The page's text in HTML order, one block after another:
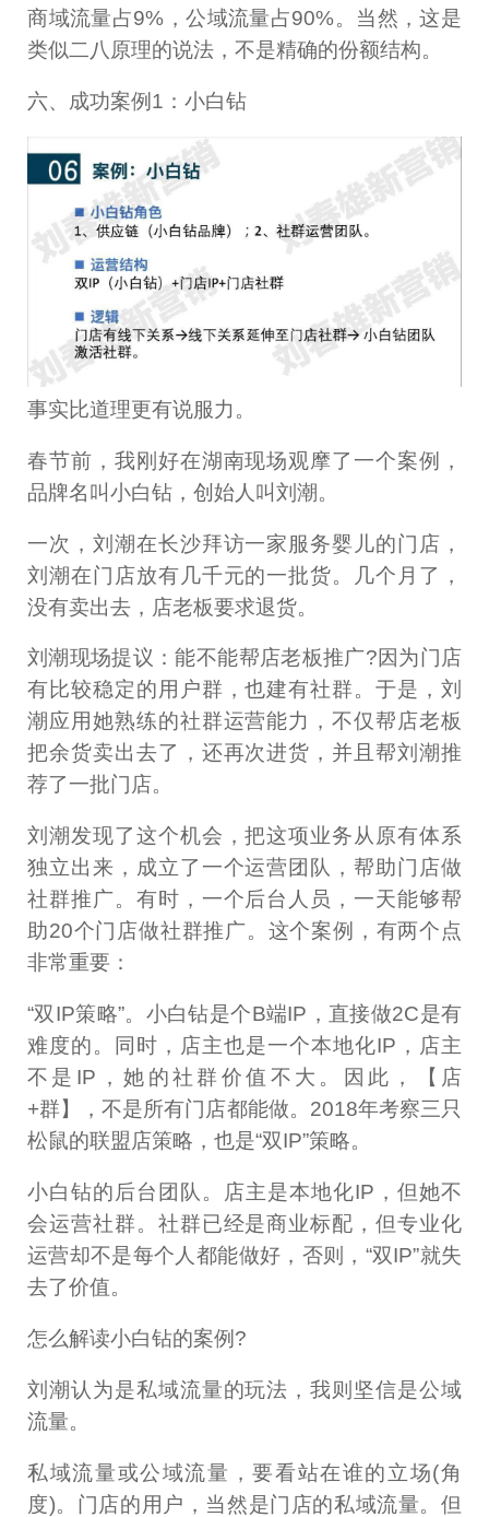
商域流量占9%，公域流量占90%。当然，这是
类似二八原理的说法，不是精确的份额结构。
六、成功案例1：小白钻
事实比道理更有说服力。
春节前，我刚好在湖南现场观摩了一个案例，
品牌名叫小白钻，创始人叫刘潮。
一次，刘潮在长沙拜访一家服务婴儿的门店，
刘潮在门店放有几千元的一批货。几个月了，
没有卖出去，店老板要求退货。
刘潮现场提议：能不能帮店老板推广?因为门店
有比较稳定的用户群，也建有社群。于是，刘
潮应用她熟练的社群运营能力，不仅帮店老板
把余货卖出去了，还再次进货，并且帮刘潮推
荐了一批门店。
刘潮发现了这个机会，把这项业务从原有体系
独立出来，成立了一个运营团队，帮助门店做
社群推广。有时，一个后台人员，一天能够帮
助20个门店做社群推广。这个案例，有两个点
非常重要：
“双IP策略”。小白钻是个B端IP，直接做2C是有
难度的。同时，店主也是一个本地化IP，店主
不是IP，她的社群价值不大。因此，【店
+群】，不是所有门店都能做。2018年考察三只
松鼠的联盟店策略，也是“双IP”策略。
小白钻的后台团队。店主是本地化IP，但她不
会运营社群。社群已经是商业标配，但专业化
运营却不是每个人都能做好，否则，“双IP”就失
去了价值。
怎么解读小白钻的案例?
刘潮认为是私域流量的玩法，我则坚信是公域
流量。
私域流量或公域流量，要看站在谁的立场(角
度)。门店的用户，当然是门店的私域流量。但